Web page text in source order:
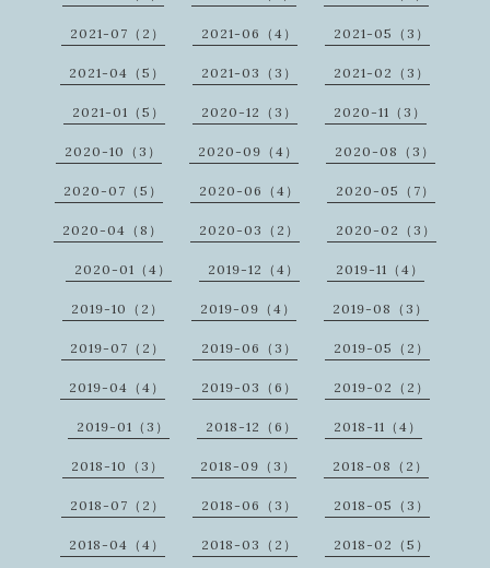
2021-07（2） 2021-06（4） 2021-05（3）
2021-04（5） 2021-03（3） 2021-02（3）
2021-01（5） 2020-12（3） 2020-11（3）
2020-10（3） 2020-09（4） 2020-08（3）
2020-07（5） 2020-06（4） 2020-05（7）
2020-04（8） 2020-03（2） 2020-02（3）
2020-01（4） 2019-12（4） 2019-11（4）
2019-10（2） 2019-09（4） 2019-08（3）
2019-07（2） 2019-06（3） 2019-05（2）
2019-04（4） 2019-03（6） 2019-02（2）
2019-01（3） 2018-12（6） 2018-11（4）
2018-10（3） 2018-09（3） 2018-08（2）
2018-07（2） 2018-06（3） 2018-05（3）
2018-04（4） 2018-03（2） 2018-02（5）